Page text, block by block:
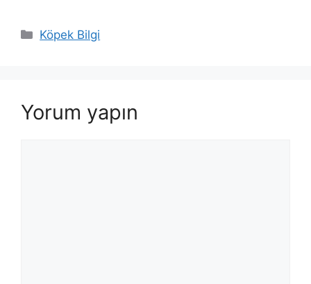
Kategoriler
Köpek Bilgi
Yorum yapın